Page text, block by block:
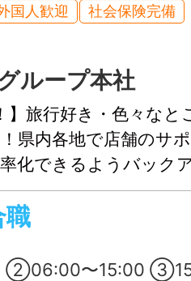
国人歓迎
社会保険完備
ループ本社
】旅行好き・色々な
県内各地で店舗のサ
化できるようバック
つことが好き、離島
お店を持つのが夢、
職
8時間程度 ※原則①09:00～18:00 ※1ヶ月単位の変形労働時間制 ※各店舗での勤務